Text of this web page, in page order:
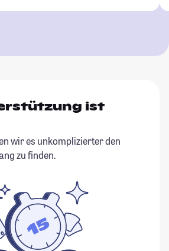
ist
wir es unkomplizierter den
zu finden.